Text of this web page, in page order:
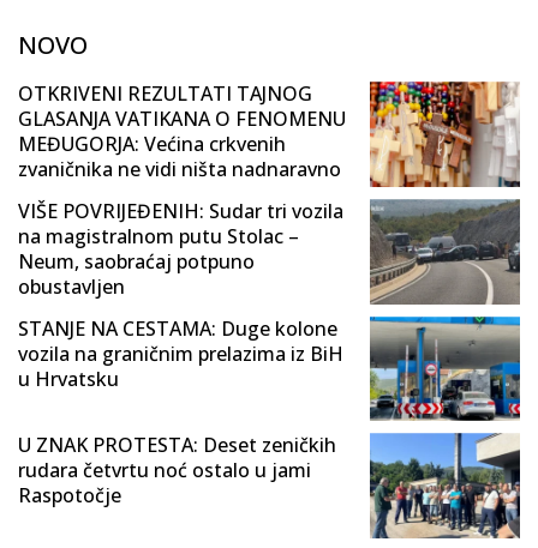
NOVO
OTKRIVENI REZULTATI TAJNOG
GLASANJA VATIKANA O FENOMENU
MEĐUGORJA: Većina crkvenih
zvaničnika ne vidi ništa nadnaravno
VIŠE POVRIJEĐENIH: Sudar tri vozila
na magistralnom putu Stolac –
Neum, saobraćaj potpuno
obustavljen
STANJE NA CESTAMA: Duge kolone
vozila na graničnim prelazima iz BiH
u Hrvatsku
U ZNAK PROTESTA: Deset zeničkih
rudara četvrtu noć ostalo u jami
Raspotočje